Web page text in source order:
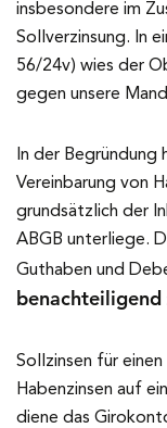
insbesondere im
Sollverzinsung. In
56/24v) wies der
gegen unsere
In der
Vereinbarung von
grundsätzlich der
ABGB unterliege.
Guthaben und
benachteiligend
Sollzinsen für
Habenzinsen auf
diene das